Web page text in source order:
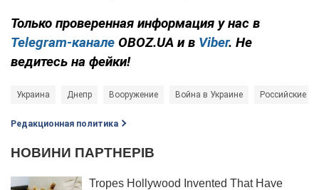
Только проверенная информация у нас в
Telegram-канале OBOZ.UA и в Viber. Не
ведитесь на фейки!
Украина Днепр Вооружение Война в Украине Российские
Редакционная политика